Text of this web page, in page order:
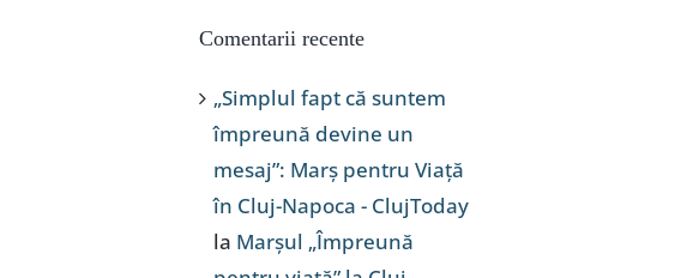
Comentarii recente
„Simplul fapt că suntem
împreună devine un
mesaj”: Marș pentru Viață
în Cluj-Napoca - ClujToday
la Marșul „Împreună